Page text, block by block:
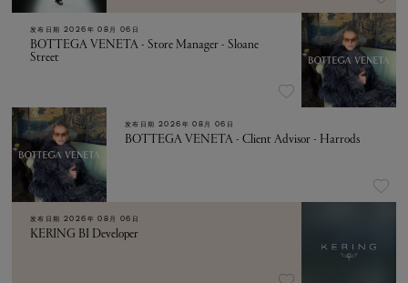
发布日期 2026年 08月 06日
BOTTEGA VENETA - Store Manager - Sloane
Street
发布日期 2026年 08月 06日
BOTTEGA VENETA - Client Advisor - Harrods
发布日期 2026年 08月 06日
KERING BI Developer